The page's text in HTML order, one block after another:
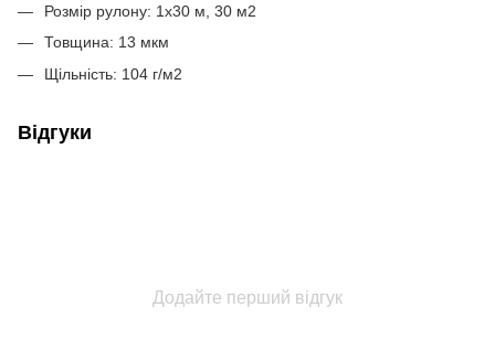
Розмір рулону: 1х30 м, 30 м2
Товщина: 13 мкм
Щільність: 104 г/м2
Відгуки
Додайте перший відгук